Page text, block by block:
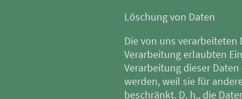
Löschung von Daten
Die von uns
Verarbeitung erlaubten
Verarbeitung dieser
werden, weil sie für
beschränkt. D. h., die